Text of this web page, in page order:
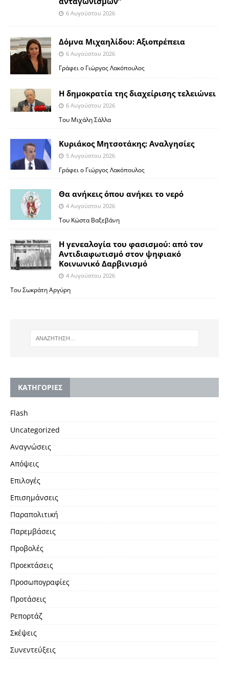
6 Αυγούστου 2026
Δόμνα Μιχαηλίδου: Αξιοπρέπεια
6 Αυγούστου 2026
Γράφει ο Γιώργος Λακόπουλος
Η δημοκρατία της διαχείρισης τελειώνει
6 Αυγούστου 2026
Του Μιχάλη Σάλλα
Κυριάκος Μητσοτάκης: Αναλγησίες
5 Αυγούστου 2026
Γράφει ο Γιώργος Λακόπουλος
Θα ανήκεις όπου ανήκει το νερό
4 Αυγούστου 2026
Του Κώστα Βαξεβάνη
Η γενεαλογία του φασισμού: από τον
Αντιδιαφωτισμό στον ψηφιακό
Κοινωνικό Δαρβινισμό
4 Αυγούστου 2026
Του Σωκράτη Αργύρη
KΑΤΗΓΟΡΙΕΣ
Flash
Uncategorized
Αναγνώσεις
Απόψεις
Επιλογές
Επισημάνσεις
Παραπολιτική
Παρεμβάσεις
Προβολές
Προεκτάσεις
Προσωπογραφίες
Προτάσεις
Ρεπορτάζ
Σκέψεις
Συνεντεύξεις